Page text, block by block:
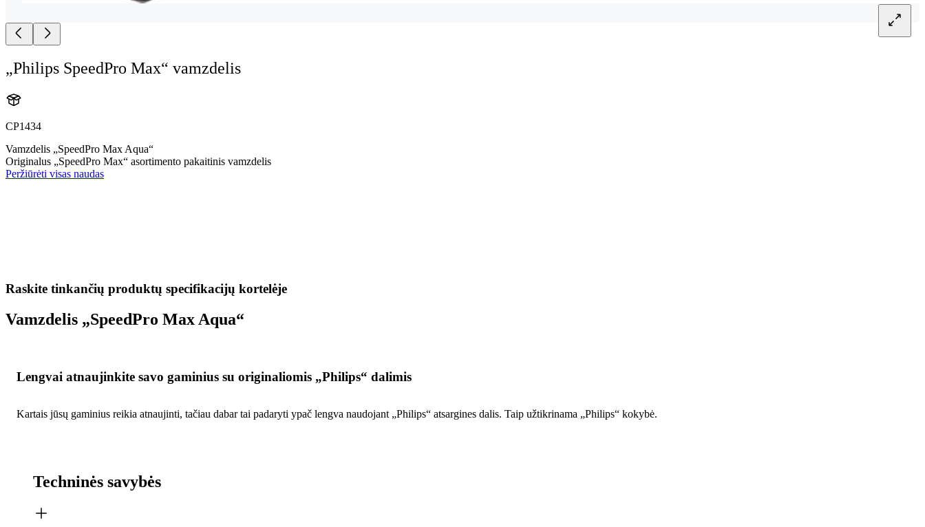
„Philips SpeedPro Max“ vamzdelis
CP1434
Vamzdelis „SpeedPro Max Aqua“
Originalus „SpeedPro Max“ asortimento pakaitinis vamzdelis
Peržiūrėti visas naudas
Raskite tinkančių produktų specifikacijų kortelėje
Vamzdelis „SpeedPro Max Aqua“
Lengvai atnaujinkite savo gaminius su originaliomis „Philips“ dalimis
Kartais jūsų gaminius reikia atnaujinti, tačiau dabar tai padaryti ypač lengva naudojant „Philips“ atsargines dalis. Taip užtikrinama „Philips“ kokybė.
Techninės savybės